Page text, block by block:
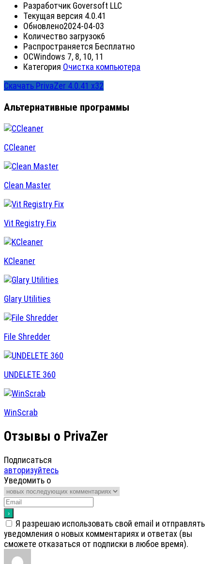
Разработчик Goversoft LLC
Текущая версия 4.0.41
Обновлено2024-04-03
Количество загрузок6
Распространяется Бесплатно
ОСWindows 7, 8, 10, 11
Категория Очистка компьютера
Скачать PrivaZer 4.0.41 x32
Альтернативные программы
CCleaner
Clean Master
Vit Registry Fix
KCleaner
Glary Utilities
File Shredder
UNDELETE 360
WinScrab
Отзывы о PrivaZer
Подписаться
авторизуйтесь
Уведомить о
Я разрешаю использовать свой email и отправлять
уведомления о новых комментариях и ответах (вы
cможете отказаться от подписки в любое время).